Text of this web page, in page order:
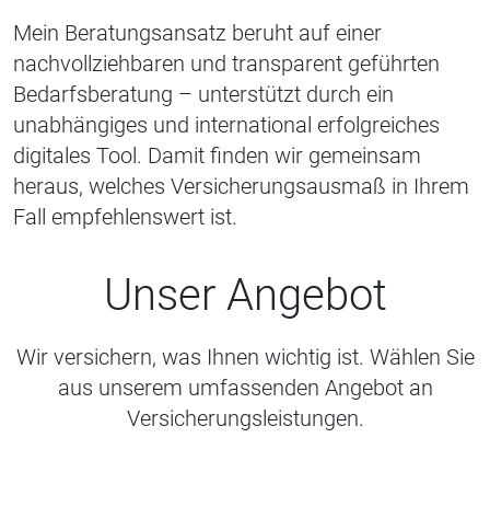
Mein Beratungsansatz beruht auf einer
nachvollziehbaren und transparent geführten
Bedarfsberatung – unterstützt durch ein
unabhängiges und international erfolgreiches
digitales Tool. Damit finden wir gemeinsam
heraus, welches Versicherungsausmaß in Ihrem
Fall empfehlenswert ist.
Unser Angebot
Wir versichern, was Ihnen wichtig ist. Wählen Sie
aus unserem umfassenden Angebot an
Versicherungsleistungen.